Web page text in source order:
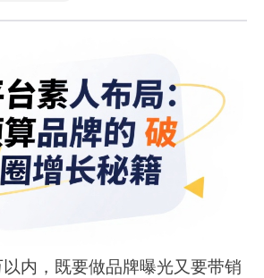
内，既要做品牌曝光又要带销
广 文旅新媒体营销
广